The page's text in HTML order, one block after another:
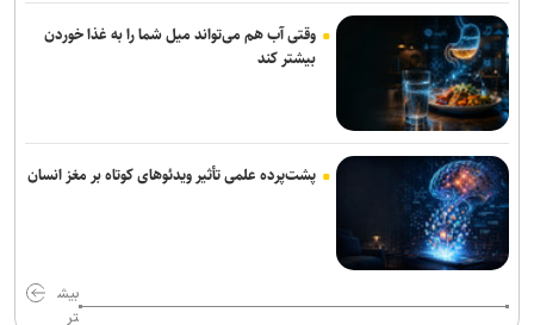
وقتی آب هم می‌تواند میل شما را به غذا خوردن
بیشتر کند
پشت‌پرده علمی تأثیر ویدئو‌های کوتاه بر مغز انسان
بیش
تر